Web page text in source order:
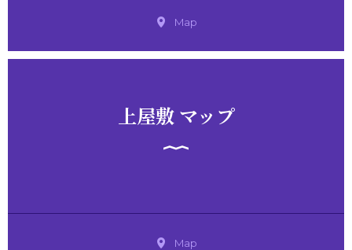
Map
上屋敷 マップ
Map